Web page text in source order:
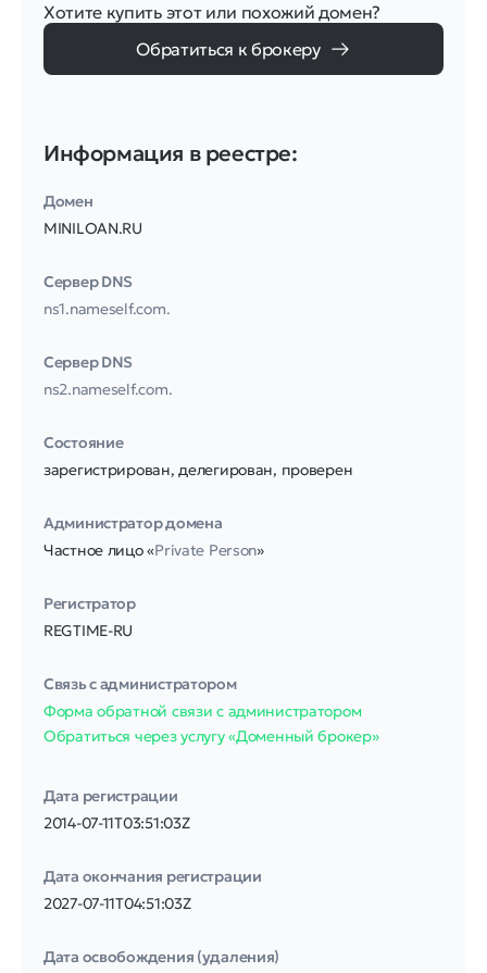
Хотите купить этот или похожий домен?
Обратиться к брокеру
Информация в реестре:
Домен
MINILOAN.RU
Сервер DNS
ns1.nameself.com.
Сервер DNS
ns2.nameself.com.
Соcтояние
зарегистрирован, делегирован, проверен
Администратор домена
Частное лицо «Private Person»
Регистратор
REGTIME-RU
Связь с администратором
Форма обратной связи с администратором
Обратиться через услугу «Доменный брокер»
Дата регистрации
2014-07-11T03:51:03Z
Дата окончания регистрации
2027-07-11T04:51:03Z
Дата освобождения (удаления)